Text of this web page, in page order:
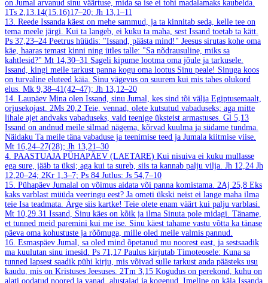
on Jumal arvanud sinu väärtuse, mida sa ise ei tohi madalamaks kaubelda.
1Ts 2,13.14(15.16)17–20; Jh 13,1–11
13. Reede Issanda käest on mehe sammud, ja ta kinnitab seda, kelle tee on
tema meele järgi. Kui ta langeb, ei kuku ta maha, sest Issand toetab ta kätt.
Ps 37,23–24 Peetrus hüüdis: "Issand, päästa mind!" Jeesus sirutas kohe oma
käe, haaras temast kinni ning ütles talle: "Sa nõdrausuline, miks sa
kahtlesid?" Mt 14,30–31 Sageli kipume lootma oma jõule ja tarkusele.
Issand, kingi meile tarkust panna kogu oma lootus Sinu peale! Sinuga koos
on turvaline eluteed käia. Sinu vägevus on suurem kui mis tahes olukord
elus. Mk 9,38–41(42–47); Jh 13,12–20
14. Laupäev Mina olen Issand, sinu Jumal, kes sind tõi välja Egiptusemaalt,
orjusekojast. 2Ms 20,2 Teie, vennad, olete kutsutud vabaduseks; aga mitte
lihale ajet andvaks vabaduseks, vaid teenige üksteist armastuses. Gl 5,13
Issand on andnud meile silmad nägema, kõrvad kuulma ja südame tundma.
Näidaku Ta meile täna vabaduse ja teenimise teed ja Jumala kiitmise viise.
Mt 16,24–27(28); Jh 13,21–30
4. PAASTUAJA PÜHAPÄEV (LAETARE) Kui nisuiva ei kuku mullasse
ega sure, jääb ta üksi; aga kui ta sureb, siis ta kannab palju vilja. Jh 12,24 Jh
12,20–24; 2Kr 1,3–7; Ps 84 Jutlus: Js 54,7–10
15. Pühapäev Jumalal on võimus aidata või panna komistama. 2Aj 25,8 Eks
kaks varblast müüda veeringu eest? Ja ometi ükski neist ei lange maha ilma
teie Isa teadmata. Ärge siis kartke! Teie olete enam väärt kui palju varblasi.
Mt 10,29.31 Issand, Sinu käes on kõik ja ilma Sinuta pole midagi. Täname,
et tunned meid paremini kui me ise. Sinu käest tahame vastu võtta ka tänase
päeva oma kohustuste ja rõõmuga, mille oled meile valmis pannud.
16. Esmaspäev Jumal, sa oled mind õpetanud mu noorest east, ja sestsaadik
ma kuulutan sinu imesid. Ps 71,17 Paulus kirjutab Timoteosele: Kuna sa
tunned lapsest saadik pühi kirju, mis võivad sulle tarkust anda päästeks usu
kaudu, mis on Kristuses Jeesuses. 2Tm 3,15 Kogudus on perekond, kuhu on
alati oodatud noored ja vanad, alustajad ja kogenud. Imeline on käia Issanda